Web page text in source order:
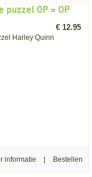
OP = OP
€ 12.95
Harley Quinn
informatie